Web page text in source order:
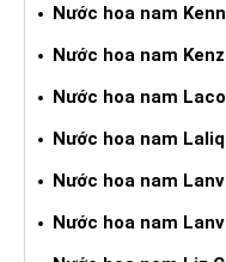
Nước hoa nam
Nước hoa nam
Nước hoa nam
Nước hoa nam
Nước hoa nam
Nước hoa nam